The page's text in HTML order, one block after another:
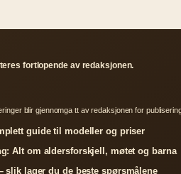
blir gjennomga tt av redaksjonen for publisering.
Alt om aldersforskjell, møtet og barna
slik lager du de beste spørsmålene